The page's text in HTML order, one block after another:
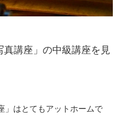
講座」の中級講座を見
」はとてもアットホームで